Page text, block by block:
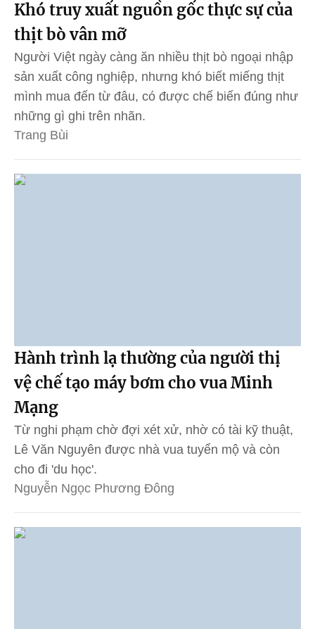
Khó truy xuất nguồn gốc thực sự của
thịt bò vân mỡ
Người Việt ngày càng ăn nhiều thịt bò ngoại nhập
sản xuất công nghiệp, nhưng khó biết miếng thịt
mình mua đến từ đâu, có được chế biến đúng như
những gì ghi trên nhãn.
Trang Bùi
Hành trình lạ thường của người thị
vệ chế tạo máy bơm cho vua Minh
Mạng
Từ nghi phạm chờ đợi xét xử, nhờ có tài kỹ thuật,
Lê Văn Nguyên được nhà vua tuyển mộ và còn
cho đi 'du học'.
Nguyễn Ngọc Phương Đông